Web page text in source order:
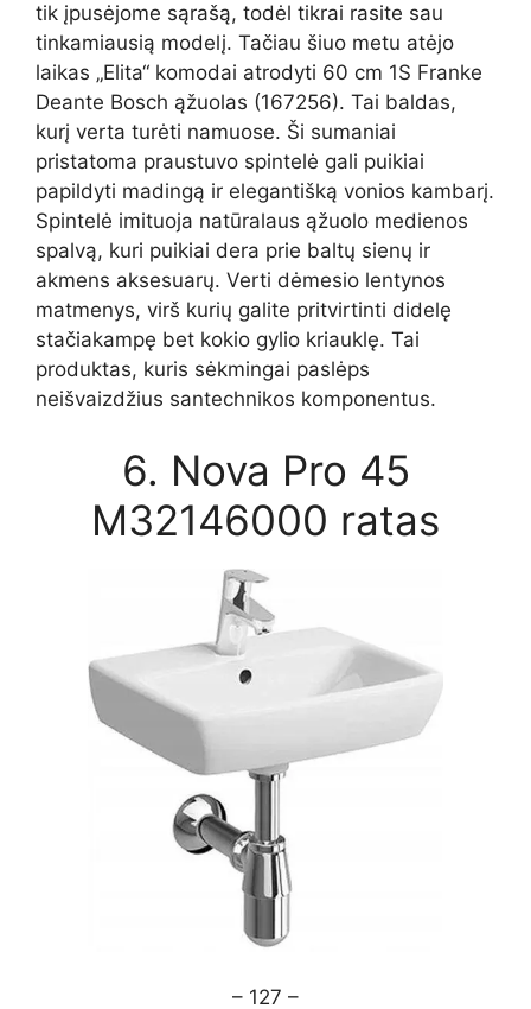
tik įpusėjome sąrašą, todėl tikrai rasite sau
tinkamiausią modelį. Tačiau šiuo metu atėjo
laikas „Elita“ komodai atrodyti 60 cm 1S Franke
Deante Bosch ąžuolas (167256). Tai baldas,
kurį verta turėti namuose. Ši sumaniai
pristatoma praustuvo spintelė gali puikiai
papildyti madingą ir elegantišką vonios kambarį.
Spintelė imituoja natūralaus ąžuolo medienos
spalvą, kuri puikiai dera prie baltų sienų ir
akmens aksesuarų. Verti dėmesio lentynos
matmenys, virš kurių galite pritvirtinti didelę
stačiakampę bet kokio gylio kriauklę. Tai
produktas, kuris sėkmingai paslėps
neišvaizdžius santechnikos komponentus.
6. Nova Pro 45
M32146000 ratas
– 127 –